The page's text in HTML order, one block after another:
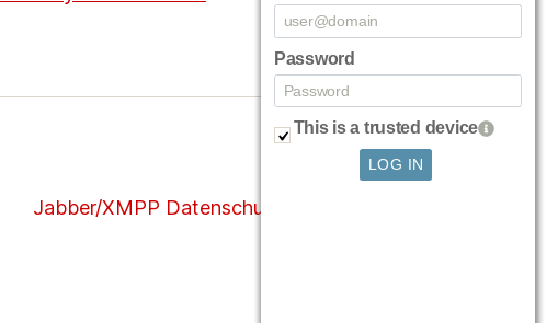
Jabber/XMPP Datenschutzerklärung
Password
This is a trusted device